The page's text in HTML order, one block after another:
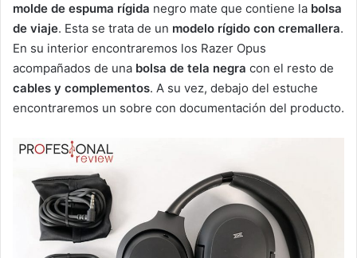
molde de espuma rígida negro mate que contiene la bolsa
de viaje. Esta se trata de un modelo rígido con cremallera.
En su interior encontraremos los Razer Opus
acompañados de una bolsa de tela negra con el resto de
cables y complementos. A su vez, debajo del estuche
encontraremos un sobre con documentación del producto.